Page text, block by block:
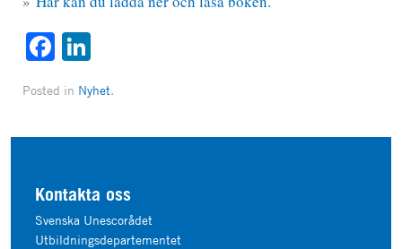
Facebook
LinkedIn
Posted in Nyhet.
Kontakta oss
Svenska Unescorådet
Utbildningsdepartementet